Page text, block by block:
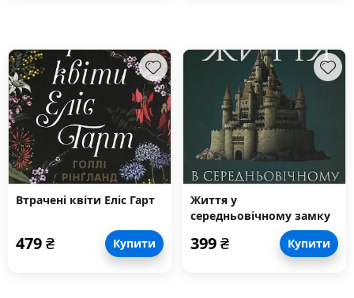
Втрачені квіти Еліс Гарт
479₴ Купити
Життя у
середньовічному замку
399₴ Купити